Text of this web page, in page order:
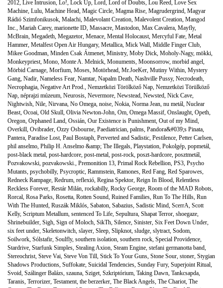
2012, Live Intrusion, Lo!, Lock Up, Lord, Lord of Doubts, Lou Reed, Love Sex
Machine, Lulu, Machine Head, Magic Circle, Magma Rise, Magrudergrind, Magyar
Rádió Szimfonikusok, Malachi, Malevolant Creation, Malevolent Creation, Mangod
Inc., Mariah Carey, marionette ID, Massacre, Mastodon, Max Cavalera, Mayfly,
McBrain, Megadeth, Megazetor, Menace, Mental Holocaust, Mercyful Fate, Metal
Hammer, Metalfest Open Air Hungary, Metallica, Mick Wall, Middle Finger Club,
Mikee Goodman, Minden Csak Átmenet, Ministry, Moby Dick, Moholy-Nagy, mökki,
Monkeypriest, Mono, Monte A. Melnick, Monuments, Moonsorrow, morbid angel,
Mörbid Carnage, Morfium, Moses, Motörhead, Mr.JoeKer, Mutiny Within, Mystery
Gang, Nadir, Nameless Fear, Namtar, Napalm Death, Nashville Pussy, Necrodeath,
Necrophagia, Negative Art Prod., Nemzetközi Törölköző Nap, Nemzetközi Törülköző
Nap, néprajzi múzeum, Neurosis, Nevermore, Newstead, Newsted, Nick Cave,
Nightwish, Nile, Nirvana, No Omega, noise, Nokia, Norma Jean, nu metál, Nuclear
Beast, Ocoai, Old Skull, Olivia Newton-John, Om, Omega Massif, Onslaught, Opeth,
Oregon, Orphaned Land, Ossián, Our Existence is Punishment, Out of my Mind,
Overkill, Ovibrader, Ozzy Osbourne, Paediatrician, palms, Pandora&#039;s Pinata,
Pantera, Paradise Lost, Paul Bostaph, Perverted and Sadistic, Pestilence, Petter Carlsen,
phil anselmo, Philip H. Anselmo &amp; The Illegals, Playstation, Pokolgép, popmetál,
post-black metal, post-hardcore, post-metal, post-rock, poszt-hardcore, posztmetál,
Pozvakowski, pozvakowski., Premonition 13, Primal Rock Rebellion, PS3, Psycho
Mutants, psychobilly, Psycroptic, Rammstein, Ramones, Red Fang, Red Sparowes,
Redneck Rampage, Redrum, reflexió, Regina Spektor, Reign In Blood, Relentless
Reckless Forever, Restár Milán, rockabilly, Rocky George, Room of the MAD Robots,
Rorcal, Rosa Parks, Rosetta, Rotten Sound, Ruined Families, Run To The Hills, Run
With The Hunted, Ruszák Miklós, Sabaton, Sabazius, Sadistic Mind, ScerrA, Scott
Kelly, Scriptum Metallum, sentenced To Life, Sepultura, Shapat Terror, shoegaze,
Shrinebuilder, Sigh, Sign of Moloch, SikTh, Silence, Sinister, Six Feet Down Under,
six feet under, Skeletonwitch, slayer, Sleep, Slipknot, sludge, slytract, Sodom,
Soilwork, Sólstafir, Soulfly, southern isolation, southern rock, Special Providence,
Stardrive, Starfunk Simples, Stealing Axion, Steam Engine, stefani germanotta band,
Stereochrist, Steve Vai, Steve Von Till, Stick To Your Guns, Stone Sour, stoner, Stygian
Shadows Productions, Suffokate, Suicidal Tendencies, Sunday Fury, Superjoint Ritual,
Svoid, Szálinger Balázs, szauna, Sziget, Szkriptórium, Taking Dawn, Tankcsapda,
Taranis, Terrorizer, Testament, the berzerker, The Black Angels, The Chariot, The